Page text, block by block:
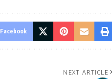
Facebook
NEXT ARTICLE